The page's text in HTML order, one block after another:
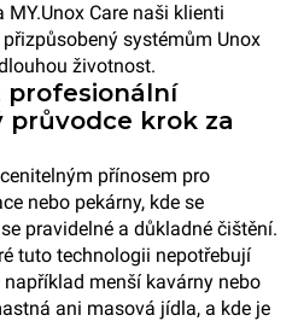
Care naši klienti
systémům Unox
životnost.
profesionální
krok za
přínosem pro
nebo pekárny, kde se
pravidelné a důkladné čištění.
tuto technologii nepotřebují
menší kavárny nebo
ani masová jídla, a kde je